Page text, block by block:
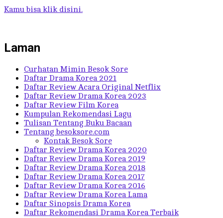
Kamu bisa klik disini.
Laman
Curhatan Mimin Besok Sore
Daftar Drama Korea 2021
Daftar Review Acara Original Netflix
Daftar Review Drama Korea 2023
Daftar Review Film Korea
Kumpulan Rekomendasi Lagu
Tulisan Tentang Buku Bacaan
Tentang besoksore.com
Kontak Besok Sore
Daftar Review Drama Korea 2020
Daftar Review Drama Korea 2019
Daftar Review Drama Korea 2018
Daftar Review Drama Korea 2017
Daftar Review Drama Korea 2016
Daftar Review Drama Korea Lama
Daftar Sinopsis Drama Korea
Daftar Rekomendasi Drama Korea Terbaik